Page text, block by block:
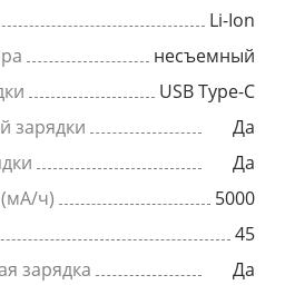
Li-Ion
несъемный
USB Type-C
зарядки
Да
Да
(мА/ч)
5000
45
зарядка
Да